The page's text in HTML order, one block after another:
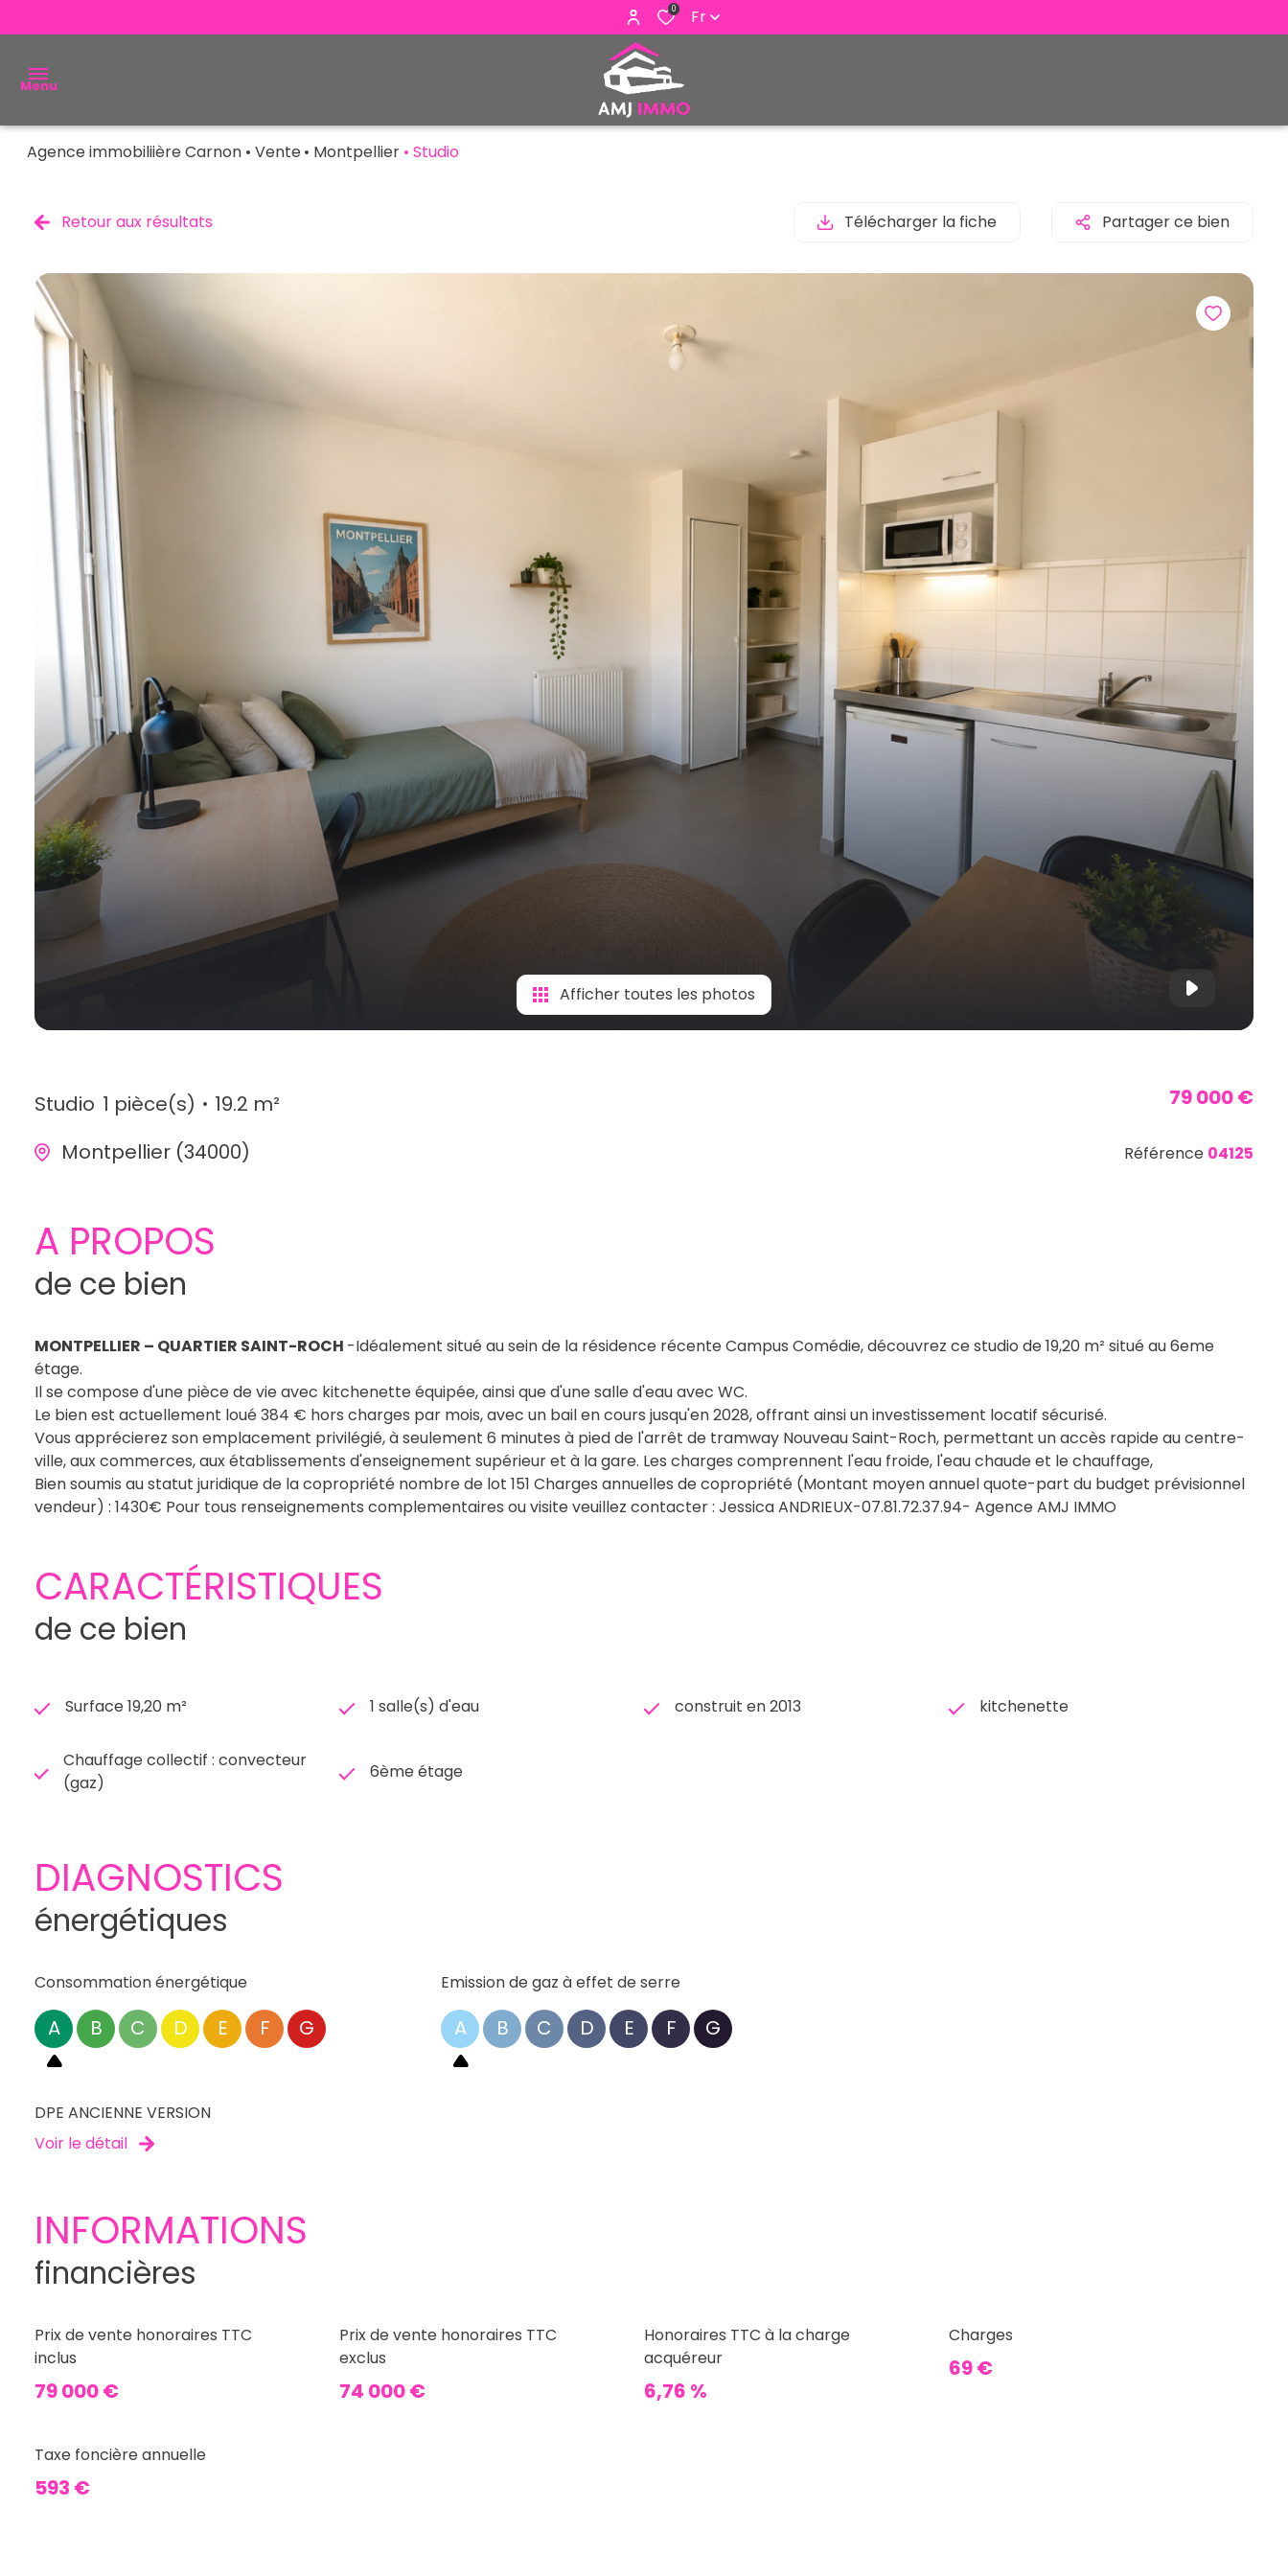
0 Fr
Menu
ACHETER
VENDRE
ALERTE
E-MAIL
NOUS
CONTACTER
Agence immobiliière Carnon Vente Montpellier Studio
Retour aux résultats Télécharger la fiche Partager ce bien
Afficher toutes les photos
Studio 1 pièce(s)
19.2 m²
Montpellier (34000)
79 000 €
Référence 04125
A PROPOS
de ce bien
MONTPELLIER – QUARTIER SAINT-ROCH -Idéalement situé au sein de la résidence récente Campus Comédie, découvrez ce studio de 19,20 m² situé au 6eme
étage.
Il se compose d'une pièce de vie avec kitchenette équipée, ainsi que d'une salle d'eau avec WC.
Le bien est actuellement loué 384 € hors charges par mois, avec un bail en cours jusqu'en 2028, offrant ainsi un investissement locatif sécurisé.
Vous apprécierez son emplacement privilégié, à seulement 6 minutes à pied de l'arrêt de tramway Nouveau Saint-Roch, permettant un accès rapide au centre-
ville, aux commerces, aux établissements d'enseignement supérieur et à la gare. Les charges comprennent l'eau froide, l'eau chaude et le chauffage,
Bien soumis au statut juridique de la copropriété nombre de lot 151 Charges annuelles de copropriété (Montant moyen annuel quote-part du budget prévisionnel
vendeur) : 1430€ Pour tous renseignements complementaires ou visite veuillez contacter : Jessica ANDRIEUX-07.81.72.37.94- Agence AMJ IMMO
CARACTÉRISTIQUES
de ce bien
Surface 19,20 m² 1 salle(s) d'eau construit en 2013 kitchenette
Chauffage collectif : convecteur
(gaz)
6ème étage
DIAGNOSTICS
énergétiques
Consommation énergétique
A B C D E F G
Emission de gaz à effet de serre
A B C D E F G
DPE ANCIENNE VERSION
Voir le détail
INFORMATIONS
financières
Prix de vente honoraires TTC
inclus
79 000 €
Prix de vente honoraires TTC
exclus
74 000 €
Honoraires TTC à la charge
acquéreur
6,76 %
Charges
69 €
Taxe foncière annuelle
593 €